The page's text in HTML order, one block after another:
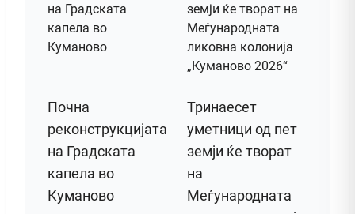
Почна
реконструкцијата
на Градската
капела во
Куманово
Тринаесет
уметници од пет
земји ќе творат
на
Меѓународната